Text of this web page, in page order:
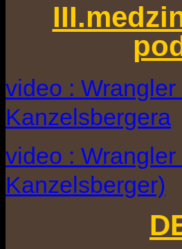
video :
Kanzelsbergera
video :
Kanzelsberger)